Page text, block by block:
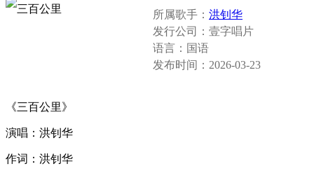
所属歌手： 洪钊华
发行公司： 壹字唱片
语言： 国语
发布时间： 2026-03-23
《三百公里》
演唱：洪钊华
作词：洪钊华